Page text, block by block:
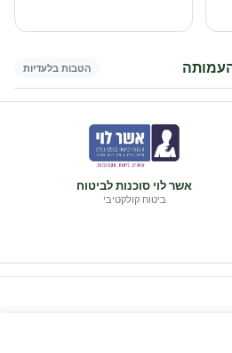
הטבות בלעדיות
אשר לוי סוכנות לביטוח
ביטוח קולקטיבי